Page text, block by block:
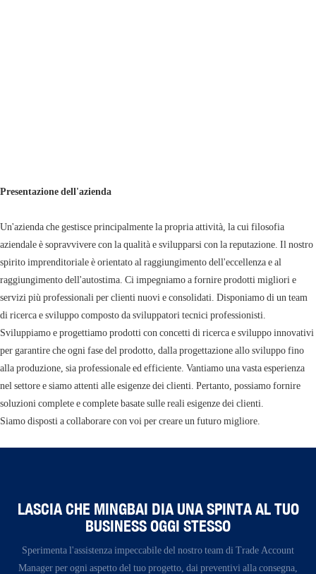
Presentazione dell'azienda
Un'azienda che gestisce principalmente la propria attività, la cui filosofia
aziendale è sopravvivere con la qualità e svilupparsi con la reputazione. Il nostro
spirito imprenditoriale è orientato al raggiungimento dell'eccellenza e al
raggiungimento dell'autostima. Ci impegniamo a fornire prodotti migliori e
servizi più professionali per clienti nuovi e consolidati. Disponiamo di un team
di ricerca e sviluppo composto da sviluppatori tecnici professionisti.
Sviluppiamo e progettiamo prodotti con concetti di ricerca e sviluppo innovativi
per garantire che ogni fase del prodotto, dalla progettazione allo sviluppo fino
alla produzione, sia professionale ed efficiente. Vantiamo una vasta esperienza
nel settore e siamo attenti alle esigenze dei clienti. Pertanto, possiamo fornire
soluzioni complete e complete basate sulle reali esigenze dei clienti.
Siamo disposti a collaborare con voi per creare un futuro migliore.
LASCIA CHE MINGBAI DIA UNA SPINTA AL TUO
BUSINESS OGGI STESSO
Sperimenta l'assistenza impeccabile del nostro team di Trade Account
Manager per ogni aspetto del tuo progetto, dai preventivi alla consegna,